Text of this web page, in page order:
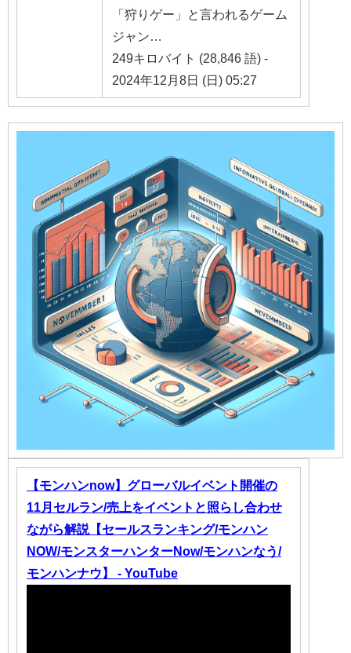
「狩りゲー」と言われるゲーム
ジャン…
249キロバイト (28,846 語) -
2024年12月8日 (日) 05:27
【モンハンnow】グローバルイベント開催の
11月セルラン/売上をイベントと照らし合わせ
ながら解説【セールスランキング/モンハン
NOW/モンスターハンターNow/モンハンなう/
モンハンナウ】 - YouTube